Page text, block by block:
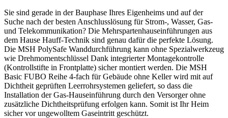
Sie sind gerade in der Bauphase Ihres Eigenheims und auf der
Suche nach der besten Anschlusslösung für Strom-, Wasser, Gas-
und Telekommunikation? Die Mehrspartenhauseinführungen aus
dem Hause Hauff-Technik sind genau dafür die perfekte Lösung.
Die MSH PolySafe Wanddurchführung kann ohne Spezialwerkzeug
wie Drehmomentschlüssel Dank integrierter Montagekontrolle
(Kontrollstifte in Frontplatte) sicher montiert werden. Die MSH
Basic FUBO Reihe 4-fach für Gebäude ohne Keller wird mit auf
Dichtheit geprüften Leerrohrsystemen geliefert, so dass die
Installation der Gas-Hauseinführung durch den Versorger ohne
zusätzliche Dichtheitsprüfung erfolgen kann. Somit ist Ihr Heim
sicher vor ungewolltem Gaseintritt geschützt.